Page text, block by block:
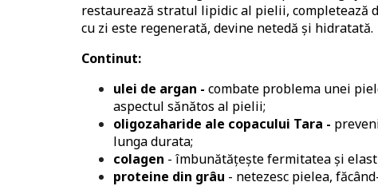
restaurează stratul lipidic al pielii, completează
cu zi este regenerată, devine netedă și hidratată.
Continut:
ulei de argan - combate problema unei
aspectul sănătos al pielii;
oligozaharide ale copacului Tara -
lunga durata;
colagen - îmbunătățește fermitatea și
proteine din grâu - netezesc pielea,